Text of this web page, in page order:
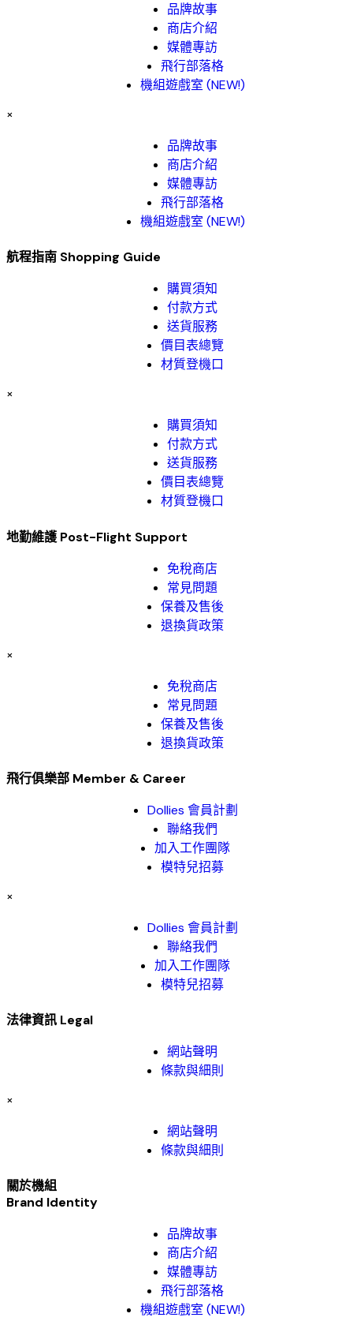
品牌故事​
商店介紹
媒體專訪
飛行部落格
機組遊戲室 (NEW!)
×
品牌故事​
商店介紹
媒體專訪
飛行部落格
機組遊戲室 (NEW!)
航程指南 Shopping Guide
購買須知
付款方式
送貨服務
價目表總覽
材質登機口
×
購買須知
付款方式
送貨服務
價目表總覽
材質登機口
地勤維護 Post-Flight Support
免稅商店
常見問題
保養及售後
退換貨政策
×
免稅商店
常見問題
保養及售後
退換貨政策
飛行俱樂部 Member & Career
Dollies 會員計劃
聯絡我們
加入工作團隊
模特兒招募
×
Dollies 會員計劃
聯絡我們
加入工作團隊
模特兒招募
法律資訊 Legal
網站聲明
條款與細則
×
網站聲明
條款與細則
關於機組
Brand Identity​
品牌故事​
商店介紹
媒體專訪
飛行部落格
機組遊戲室 (NEW!)